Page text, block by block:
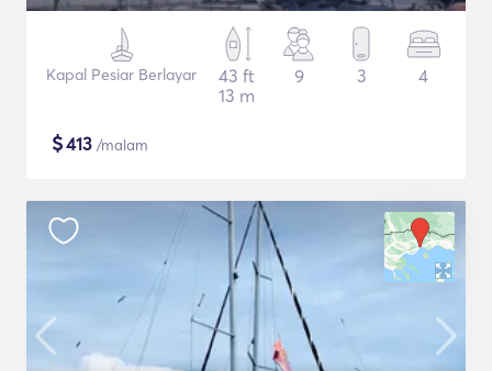
Kapal Pesiar Berlayar
43 ft
13 m
9 3 4
$413 /malam